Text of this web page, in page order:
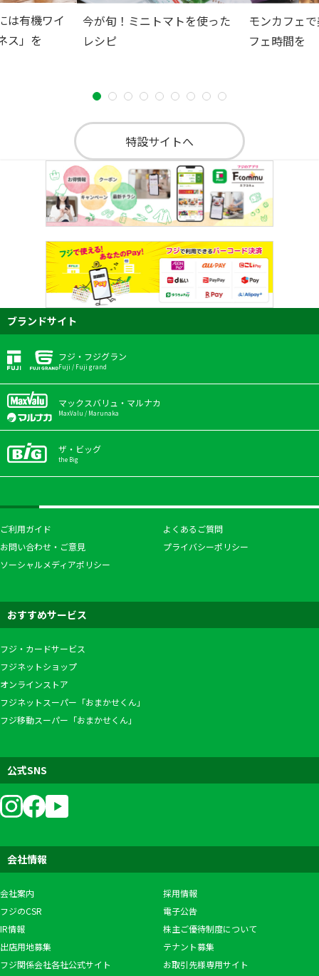
は有機ワイ
ス」を
今が旬！ミニトマトを使った
レシピ
モンカフェ
フェ時間を
特設サイトへ
ブランドサイト
フジ・フジグラン
Fuji / Fuji grand
マックスバリュ・マルナカ
MaxValu / Marunaka
ザ・ビッグ
the Big
ご利用ガイド
よくあるご質問
お問い合わせ・ご意見
プライバシーポリシー
ソーシャルメディアポリシー
おすすめサービス
フジ・カードサービス
フジネットショップ
オンラインストア
フジネットスーパー「おまかせくん」
フジ移動スーパー「おまかせくん」
公式SNS
会社情報
会社案内
採用情報
フジのCSR
電子公告
IR情報
株主ご優待制度について
出店用地募集
テナント募集
フジ関係会社各社公式サイト
お取引先様専用サイト